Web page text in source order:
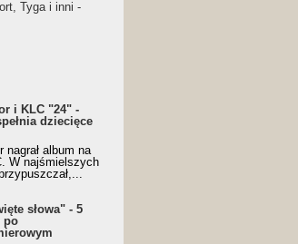
Tyga i inni -
i KLC "24" -
dziecięce
nagrał album na
W najśmielszych
słowa" - 5
po